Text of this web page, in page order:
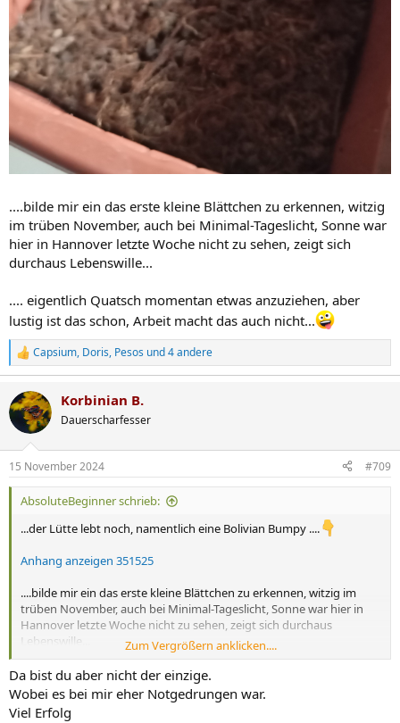
....bilde mir ein das erste kleine Blättchen zu erkennen, witzig
im trüben November, auch bei Minimal-Tageslicht, Sonne war
hier in Hannover letzte Woche nicht zu sehen, zeigt sich
durchaus Lebenswille...
.... eigentlich Quatsch momentan etwas anzuziehen, aber
lustig ist das schon, Arbeit macht das auch nicht...
R
e
k
t
i
e
n
Capsium, Doris, Pesos und 4 andere
Korbinian B.
Dauerscharfesser
15 November 2024 #709
AbsoluteBeginner schrieb:
...der Lütte lebt noch, namentlich eine Bolivian Bumpy ....
Anhang anzeigen 351525
....bilde mir ein das erste kleine Blättchen zu erkennen, witzig im
trüben November, auch bei Minimal-Tageslicht, Sonne war hier in
Hannover letzte Woche nicht zu sehen, zeigt sich durchaus
Lebenswille...
.... eigentlich Quatsch momentan etwas anzuziehen, aber lustig ist
das schon, Arbeit macht das auch nicht...
Zum Vergrößern anklicken....
Da bist du aber nicht der einzige.
Wobei es bei mir eher Notgedrungen war.
Viel Erfolg